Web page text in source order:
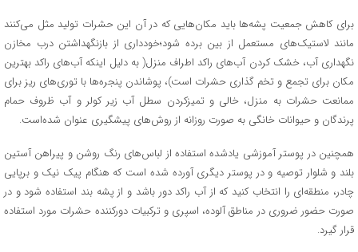
برای کاهش جمعیت پشه‌ها باید مکان‌هایی که در آن این حشرات تولید مثل می‌کنند
مانند لاستیک‌های مستعمل از بین برده شود؛خودداری از بازنگهداشتن درب مخازن
نگهداری آب، خشک کردن آب‌های راکد اطراف منزل( به دلیل اینکه آب‌های راکد بهترین
مکان برای تجمع و تخم گذاری حشرات است)، پوشاندن پنجره‌ها با توری‌های ریز برای
ممانعت حشرات به منزل، خالی و تمیزکردن سطل آب زیر کولر و آب ظروف حمام
پرندگان و حیوانات خانگی به صورت روزانه از روش‌های پیشگیری عنوان شده‌است.
همچنین در پوستر آموزشی یادشده استفاده از لباس‌های رنگ روشن و پیراهن آستین
بلند و شلوار توصیه و در پوستر دیگری آورده شده است که هنگام پیک نیک و برپایی
چادر، منطقه‌ای را انتخاب کنید که از آب راکد دور باشد و از پشه بند استفاده شود و در
صورت حضور ضروری در مناطق آلوده، اسپری و ترکبیات دورکننده حشرات مورد استفاده
قرار گیرد.